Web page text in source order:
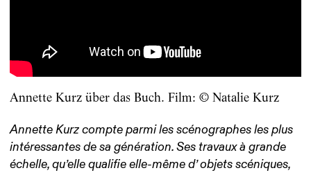
Annette Kurz über das Buch. Film: © Natalie Kurz
Annette Kurz compte parmi les scénographes les plus
intéressantes de sa génération. Ses travaux à grande
échelle, qu’elle qualifie elle-même d’ objets scéniques,